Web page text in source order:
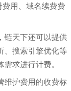
费用、域名续费费
链天下还可以提供
、搜索引擎优化等
求进行计费。
维护费用的收费标